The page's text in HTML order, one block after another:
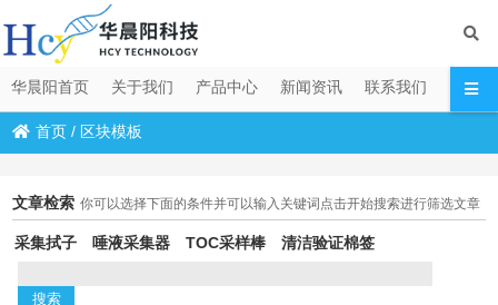
华晨阳首页 关于我们 产品中心 新闻资讯 联系我们
首页 / 区块模板
文章检索 你可以选择下面的条件并可以输入关键词点击开始搜索进行筛选文章
采集拭子 唾液采集器 TOC采样棒 清洁验证棉签